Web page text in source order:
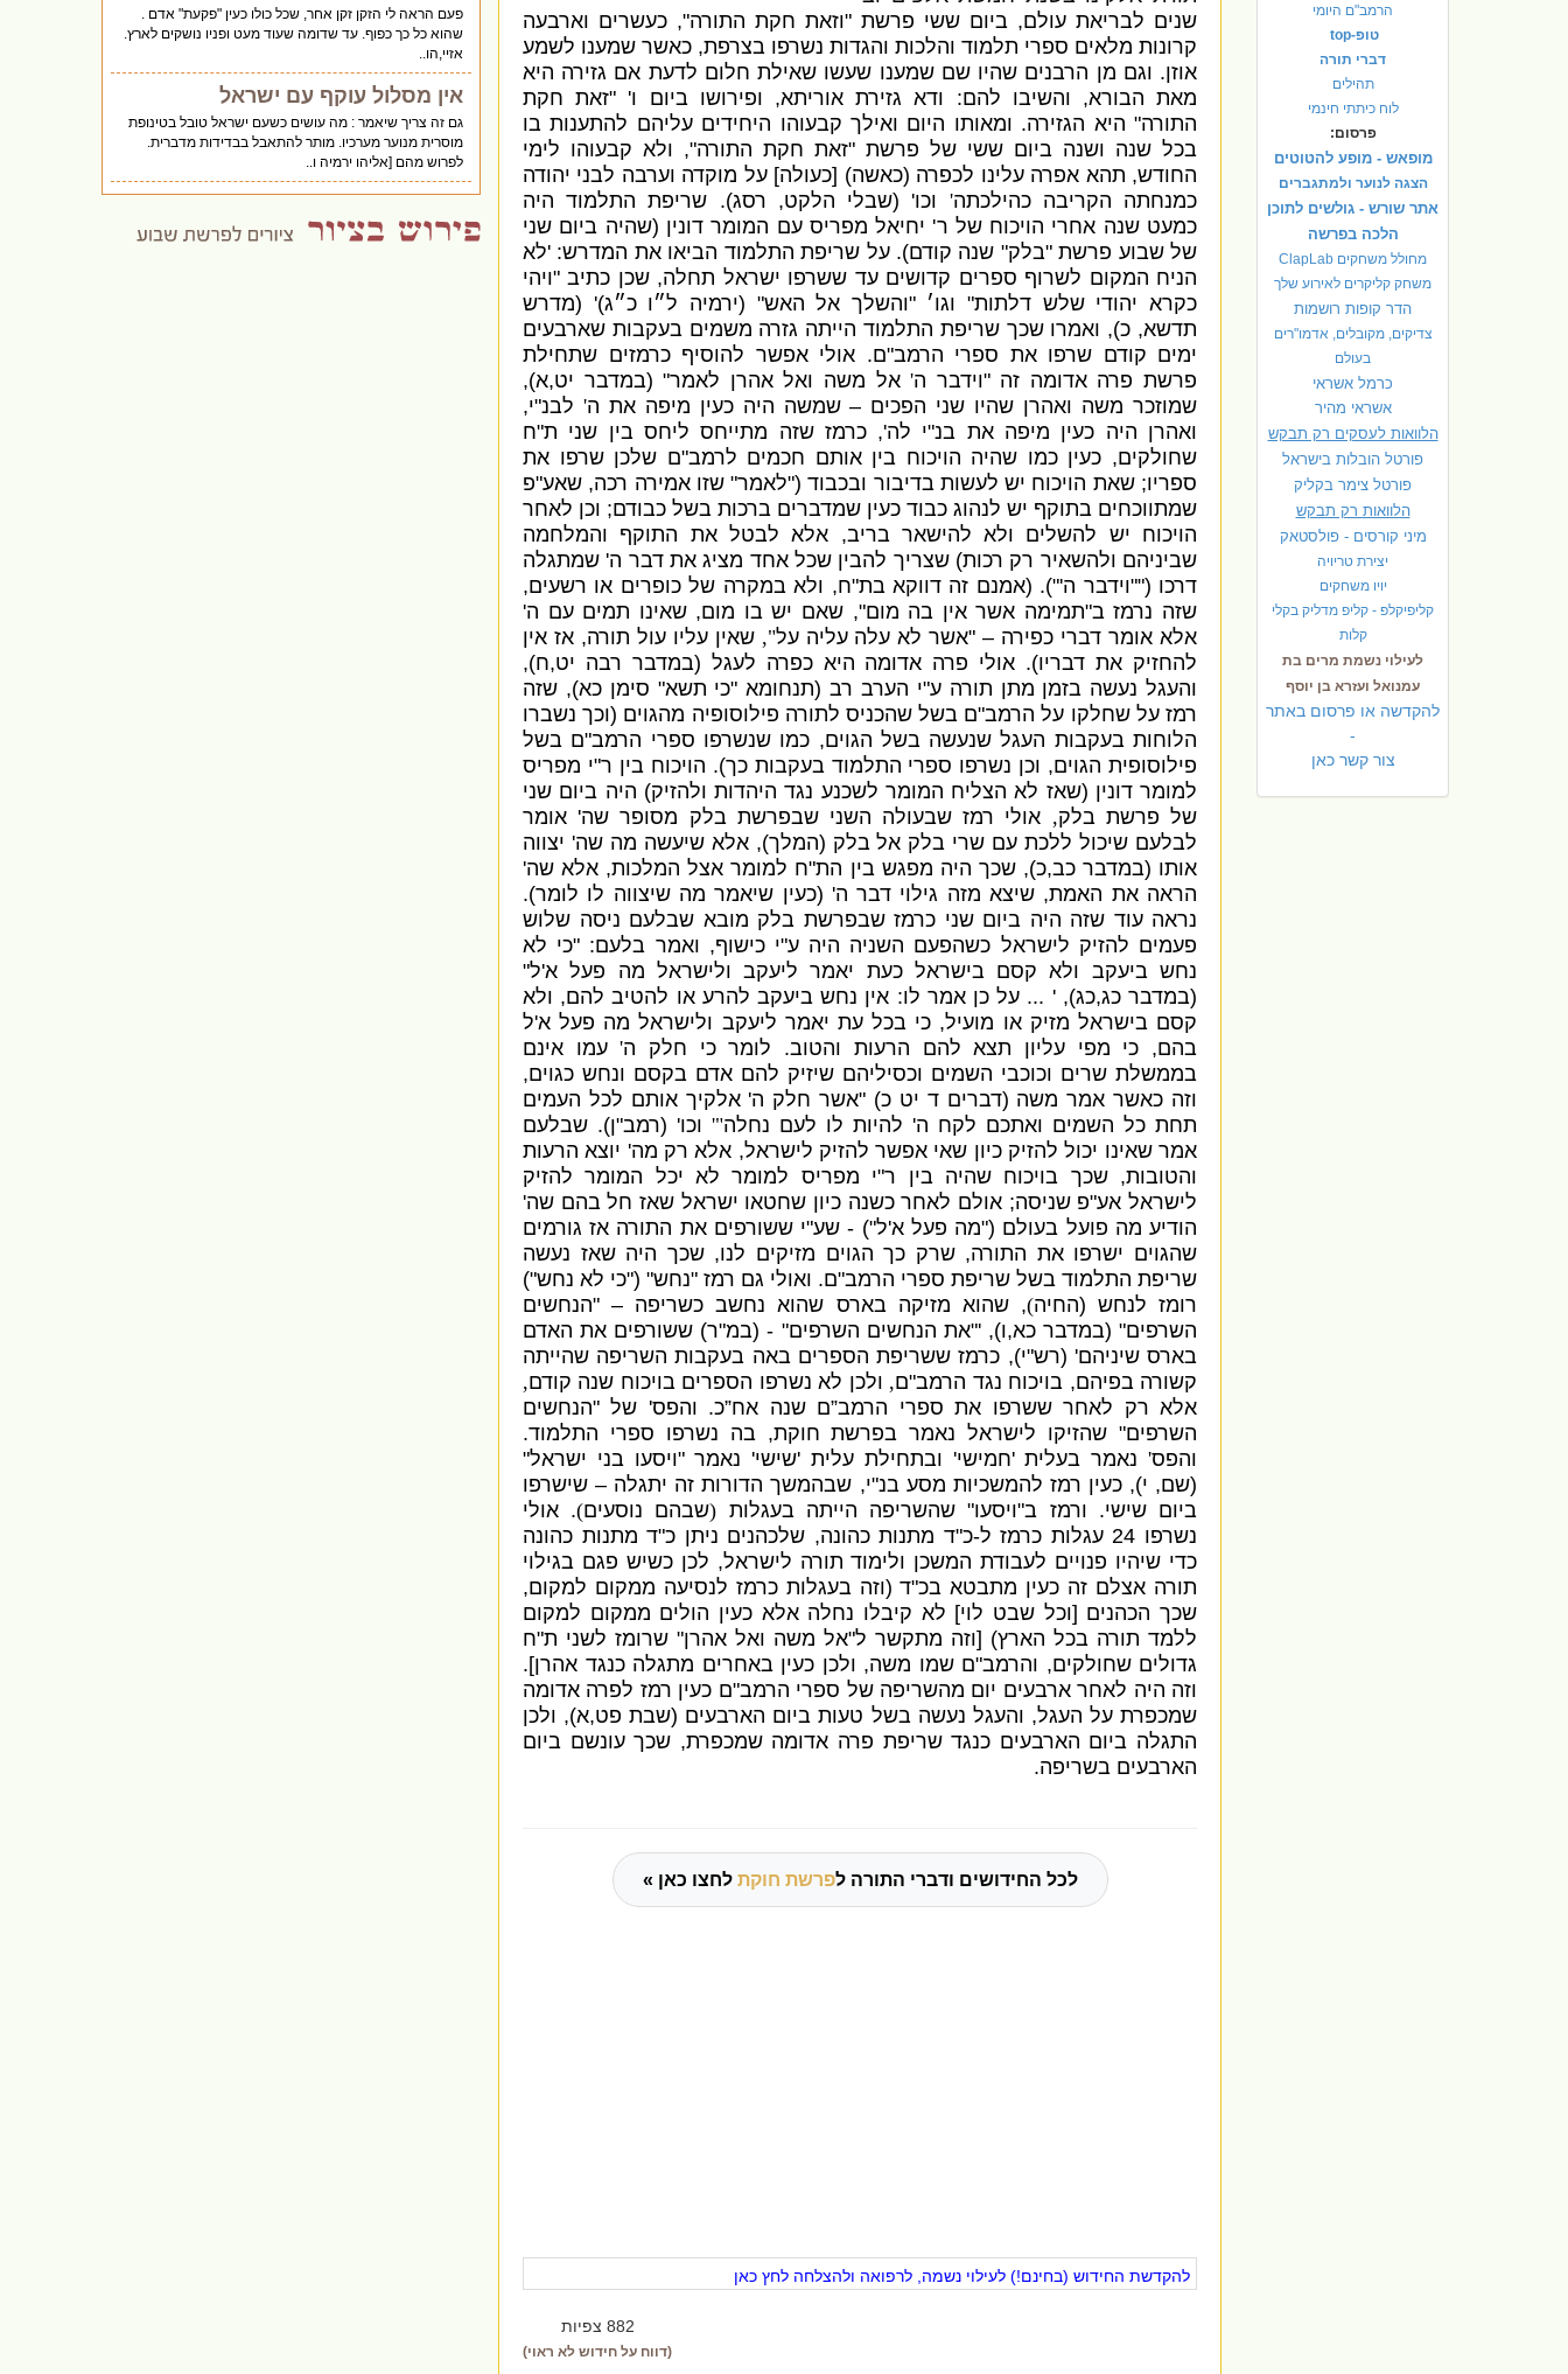
הרמב"ם היומי
טופ-top
דברי תורה
תהילים
לוח כיתתי חינמי
פרסום:
מופאש - מופע להטוטים
הצגה לנוער ולמתגברים
אתר שורש - גולשים לתוכן
הלכה בפרשה
מחולל משחקים ClapLab
משחק קליקרים לאירוע שלך
הדר קופות רושמות
צדיקים, מקובלים, אדמו"רים
בעולם
כרמל אשראי
אשראי מהיר
הלוואות לעסקים רק תבקש
פורטל הובלות בישראל
פורטל צימר בקליק
הלוואות רק תבקש
מיני קורסים - פולסטאק
יצירת טריויה
יויו משחקים
קליפיקלפ - קליפ מדליק בקלי
קלות
לעילוי נשמת מרים בת
עמנואל ועזרא בן יוסף
להקדשה או פרסום באתר
-
צור קשר כאן
שנים לבריאת עולם, ביום ששי פרשת "וזאת חקת התורה", כעשרים וארבעה
קרונות מלאים ספרי תלמוד והלכות והגדות נשרפו בצרפת, כאשר שמענו לשמע
אוזן. וגם מן הרבנים שהיו שם שמענו שעשו שאילת חלום לדעת אם גזירה היא
מאת הבורא, והשיבו להם: ודא גזירת אוריתא, ופירושו ביום ו' "זאת חקת
התורה" היא הגזירה. ומאותו היום ואילך קבעוהו היחידים עליהם להתענות בו
בכל שנה ושנה ביום ששי של פרשת "זאת חקת התורה", ולא קבעוהו לימי
החודש, תהא אפרה עלינו לכפרה (כאשה) [כעולה]על מוקדה וערבה לבני יהודה
כמנחתה הקריבה כהילכתה' וכו' (שבלי הלקט, רסג). שריפת התלמודהיה
כמעט שנה אחרי הויכוח של ר' יחיאל מפריס עם המומר דונין (שהיה ביום שני
של שבוע פרשת"בלק" שנה קודם).על שריפת התלמוד הביאו את המדרש: 'לא
הניח המקום לשרוף ספרים קדושים עד ששרפו ישראל תחלה,שכן כתיב "ויהי
כקרא יהודי שלש דלתות" וגו׳"והשלך אל האש" (ירמיה ל״ו כ״ג)' (מדרש
תדשא, כ), ואמרו שכך שריפת התלמוד הייתה גזרה משמים בעקבות שארבעים
ימים קודם שרפו את ספרי הרמב"ם. אולי אפשר להוסיף כרמזים שתחילת
פרשת פרה אדומה זה"וידבר ה' אל משה ואל אהרן לאמר" (במדבר יט,א),
שמוזכר משה ואהרן שהיו שני הפכים – שמשה היה כעין מיפה את ה' לבנ"י,
ואהרן היה כעין מיפה את בנ"י לה',כרמז שזה מתייחס ליחס בין שני ת"ח
שחולקים, כעין כמו שהיה הויכוח בין אותם חכמים לרמב"ם שלכן שרפו את
ספריו;שאת הויכוח יש לעשות בדיבור ובכבוד ("לאמר"שזו אמירה רכה, שאע"פ
שמתווכחים בתוקף יש לנהוג כבוד כעין שמדברים ברכות בשל כבודם; וכן לאחר
הויכוח יש להשלים ולא להישאר בריב, אלא לבטל את התוקף והמלחמה
שביניהם ולהשאיר רק רכות)שצריך להבין שכל אחד מציג את דבר ה' שמתגלה
דרכו (""וידבר ה'"). (אמנם זה דווקא בת"ח, ולא במקרה של כופרים או רשעים,
שזה נרמז ב"תמימה אשר אין בה מום", שאם יש בו מום,שאינו תמים עם ה'
אלא אומר דברי כפירה –
"אשר לא עלה עליה על", שאין עליו עול תורה,אז אין
להחזיק את דבריו). אולי פרה אדומה היא כפרה לעגל (במדבר רבה יט,ח),
והעגל נעשה בזמן מתן תורה ע"י הערב רב (תנחומא "כי תשא" סימן כא), שזה
רמז על שחלקו על הרמב"ם בשל שהכניס לתורה פילוסופיה מהגוים (וכך נשברו
הלוחות בעקבות העגל שנעשה בשל הגוים, כמו שנשרפו ספרי הרמב"ם בשל
פילוסופית הגוים, וכן נשרפו ספרי התלמוד בעקבות כך). הויכוח בין ר"י מפריס
למומר דונין (שאז לא הצליח המומר לשכנע נגד היהדות ולהזיק) היה ביום שני
של פרשת בלק, אולי רמז שבעולה השני שבפרשת בלק מסופר שה' אומר
לבלעם שיכול ללכת עם שרי בלק אל בלק (המלך),אלא שיעשה מה שה' יצווה
אותו (במדבר כב,כ),שכך היה מפגש בין הת"ח למומר אצל המלכות, אלא שה'
הראה את האמת, שיצא מזה גילוי דבר ה' (כעין שיאמר מה שיצווה לו לומר).
נראה עוד שזה היה ביום שני כרמז שבפרשת בלק מובא שבלעם ניסה שלוש
פעמים להזיק לישראל כשהפעם השניה היה ע"י כישוף, ואמר בלעם: "כי לא
נחש ביעקב ולא קסם בישראל כעת יאמר ליעקב ולישראל מה פעל א'ל"
(במדבר כג,כג), ' ... על כן אמר לו: אין נחש ביעקב להרע או להטיב להם, ולא
קסם בישראל מזיק או מועיל, כי בכל עת יאמר ליעקב ולישראל מה פעל א'ל
בהם, כי מפי עליון תצא להם הרעות והטוב. לומר כי חלק ה' עמו אינם
בממשלת שרים וכוכבי השמים וכסיליהם שיזיק להם אדם בקסם ונחש כגוים,
וזה כאשר אמר משה (דברים ד יט כ) "אשר חלק ה'אלקיך אותם לכל העמים
תחת כל השמים ואתכם לקח ה' להיות לו לעם נחלה"' וכו' (רמב"ן). שבלעם
אמר שאינו יכול להזיק כיון שאי אפשר להזיק לישראל, אלא רק מה' יוצא הרעות
והטובות,שכך בויכוח שהיה בין ר"י מפריס למומר לא יכל המומר להזיק
לישראל אע"פ שניסה; אולם לאחר כשנה כיון שחטאו ישראל שאז חל בהם שה'
הודיע מה פועל בעולם ("מה פעל א'ל") - שע"י ששורפים את התורה אז גורמים
שהגוים ישרפו את התורה,שרק כך הגוים מזיקים לנו,שכך היה שאז נעשה
שריפת התלמוד בשל שריפת ספרי הרמב"ם. ואולי גם רמז "נחש" ("כי לא נחש")
רומז לנחש (החיה)
,שהוא מזיקה בארס שהוא נחשב כשריפה – "הנחשים
השרפים" (במדבר כא,ו), '"את הנחשים השרפים" - (במ"ר) ששורפים את האדם
בארס שיניהם' (רש"י), כרמז ששריפת הספרים באה בעקבות השריפה שהייתה
קשורה בפיהם, בויכוח נגד הרמב"ם, ולכן לא נשרפו הספרים בויכוח שנה קודם,
אלא רק לאחר ששרפו את ספרי הרמב”ם שנה אח”כ. והפס' של "הנחשים
השרפים" שהזיקו לישראל נאמר בפרשת חוקת, בה נשרפו ספרי התלמוד.
והפס' נאמר בעלית'חמישי' ובתחילת עלית 'שישי' נאמר"ויסעו בני ישראל"
(שם, י),כעין רמז להמשכיות מסע בנ"י, שבהמשך הדורות זה יתגלה – שישרפו
ביום שישי. ורמז ב"ויסעו" שהשריפה הייתה בעגלות (שבהם נוסעים)
. אולי
נשרפו 24 עגלות כרמז ל-כ"ד מתנות כהונה, שלכהנים ניתן כ"ד מתנות כהונה
כדי שיהיו פנויים לעבודת המשכן ולימוד תורה לישראל, לכן כשיש פגם בגילוי
תורה אצלם זה כעין מתבטא בכ"ד (וזה בעגלות כרמז לנסיעה ממקום למקום,
שכך הכהנים [וכל שבט לוי] לא קיבלו נחלה אלא כעין הולים ממקום למקום
ללמד תורה בכל הארץ) [וזה מתקשר ל"אל משה ואל אהרן" שרומז לשני ת"ח
גדולים שחולקים, והרמב"ם שמו משה, ולכן כעין באחרים מתגלה כנגד אהרן].
וזה היה לאחר ארבעים יום מהשריפה של ספרי הרמב"ם כעין רמז לפרה אדומה
שמכפרת על העגל, והעגל נעשה בשל טעות ביום הארבעים (שבת פט,א), ולכן
התגלה ביום הארבעים כנגד שריפת פרה אדומה שמכפרת, שכך עונשם ביום
הארבעים בשריפה.
לכל החידושים ודברי התורה לפרשת חוקת לחצו כאן »
להקדשת החידוש (בחינם!) לעילוי נשמה, לרפואה ולהצלחה לחץ כאן
882 צפיות
(דווח על חידוש לא ראוי)
פעם הראה לי הזקן זקן אחר, שכל כולו כעין "פקעת" אדם .
שהוא כל כך כפוף. עד שדומה שעוד מעט ופניו נושקים לארץ.
אזיי,הו..
אין מסלול עוקף עם ישראל
גם זה צריך שיאמר : מה עושים כשעם ישראל טובל בטינופת
מוסרית מנוער מערכיו. מותר להתאבל בבדידות מדברית.
לפרוש מהם [אליהו ירמיה ו..